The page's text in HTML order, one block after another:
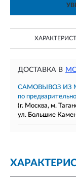
ДОСТАВКА В
САМОВЫВОЗ ИЗ
по
(г. Москва, м.
ул. Большие